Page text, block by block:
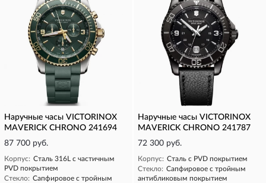
Наручные часы VICTORINOX
MAVERICK CHRONO 241694
87 700 руб.
Корпус: Сталь 316L с частичным
PVD покрытием
Стекло: Сапфировое с тройным
Наручные часы VICTORINOX
MAVERICK CHRONO 241787
72 300 руб.
Корпус: Сталь с PVD покрытием
Стекло: Сапфировое с тройным
антибликовым покрытием